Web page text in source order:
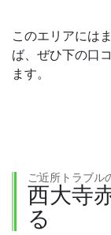
このエリアには
ば、ぜひ下の口
ます。
ご近所トラブル
西大寺
る